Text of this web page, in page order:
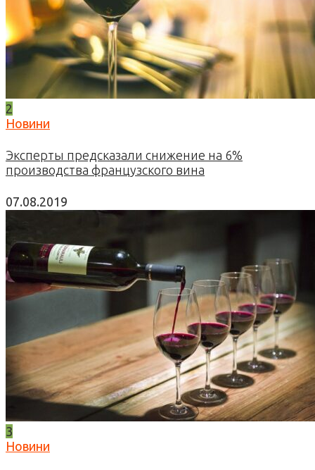
2
Новини
Эксперты предсказали снижение на 6%
производства французского вина
07.08.2019
3
Новини